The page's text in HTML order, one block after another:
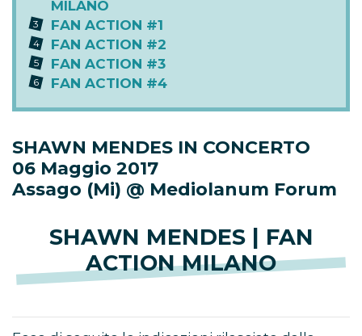
MILANO
FAN ACTION #1
FAN ACTION #2
FAN ACTION #3
FAN ACTION #4
SHAWN MENDES IN CONCERTO
06 Maggio 2017
Assago (Mi) @ Mediolanum Forum
SHAWN MENDES | FAN
ACTION MILANO